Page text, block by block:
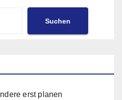
Suchen
erst planen